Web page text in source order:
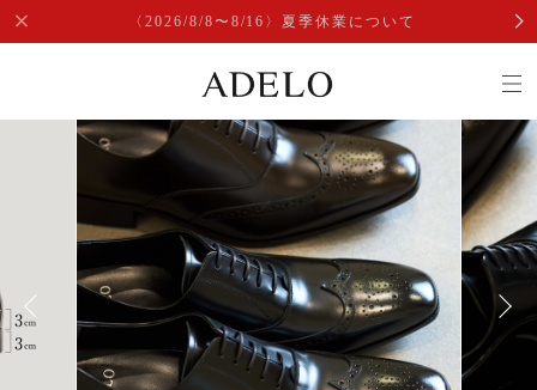
〈2026/8/8〜8/16〉夏季休業について